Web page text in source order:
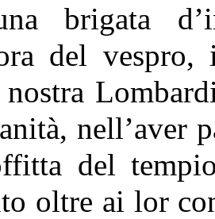
brigata
del
nostra
nell’aver
del
oltre ai lor